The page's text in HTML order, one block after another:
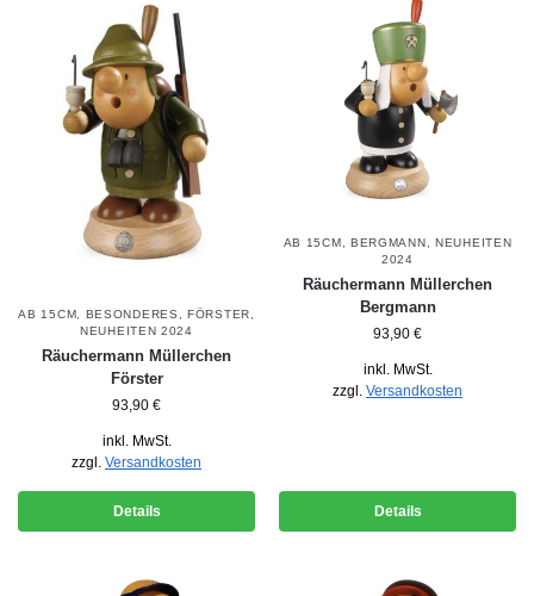
AB 15CM BESONDERES ,FÖRSTER
NEUHEITEN 2024
Räuchermann Müllerchen
Förster
93,90 €
inkl. MwSt.
zzgl. Versandkosten
Details
AB 15CM BERGMANN
NEUHEITEN
2024
Räuchermann Müllerchen
Bergmann
93,90 €
inkl. MwSt.
zzgl. Versandkosten
Details